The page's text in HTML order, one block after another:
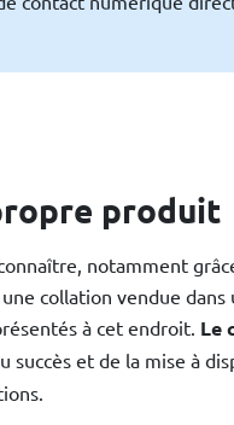
produit
notamment
collation vendue dans
à cet endroit. Le
succès et de la mise à